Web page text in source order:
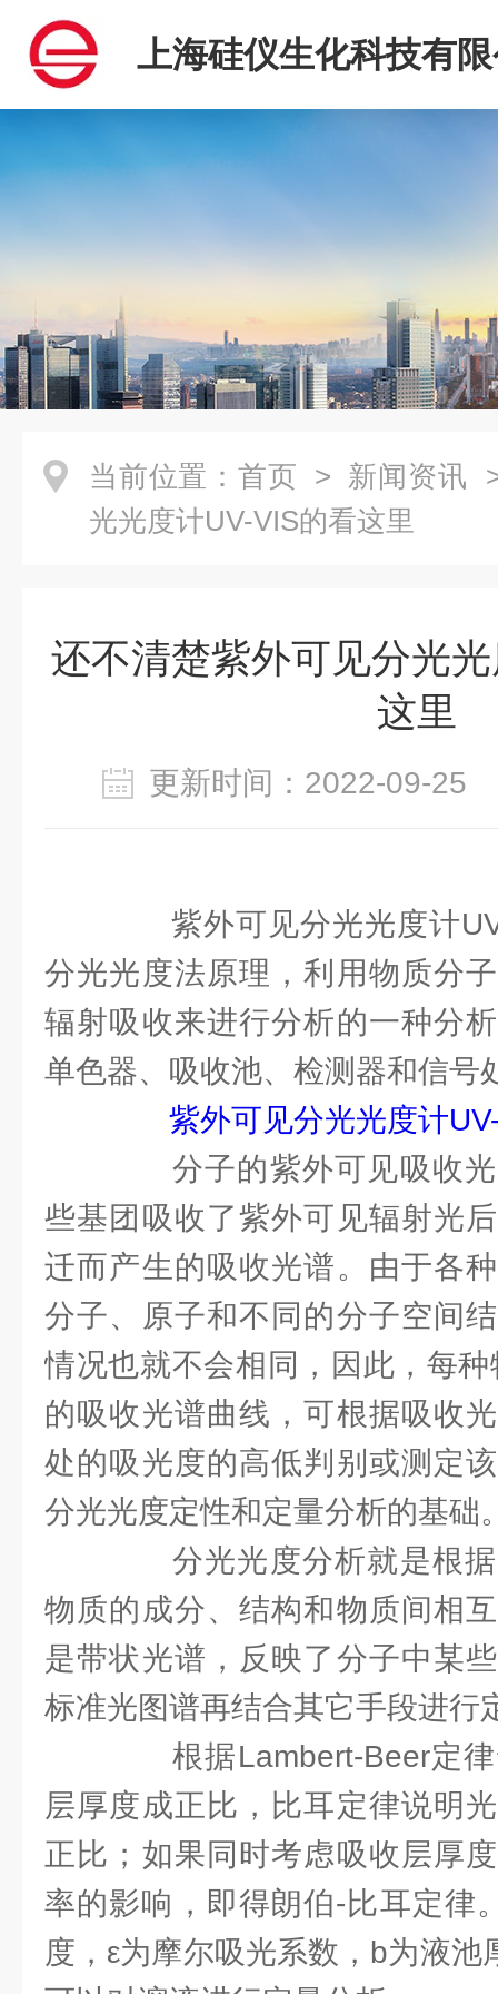
上海硅仪生化科技有
当前位置： 首页 > 新闻资讯
光光度计UV-VIS的看这里
还不清楚紫外可见分光
这里
更新时间：2022-09-
紫外可见分光光度计
分光光度法原理，利用物质分
辐射吸收来进行分析的一种分
单色器、吸收池、检测器和信号
紫外可见分光光度计
分子的紫外可见吸收光
些基团吸收了紫外可见辐射光
迁而产生的吸收光谱。由于各
分子、原子和不同的分子空间
情况也就不会相同，因此，每
的吸收光谱曲线，可根据吸收
处的吸光度的高低判别或测定
分光光度定性和定量分析的基础
分光光度分析就是根据
物质的成分、结构和物质间相
是带状光谱，反映了分子中某
标准光图谱再结合其它手段进行
根据Lambert-Beer定律
层厚度成正比，比耳定律说明
正比；如果同时考虑吸收层厚
率的影响，即得朗伯-比耳定律
度，ε为摩尔吸光系数，b为液